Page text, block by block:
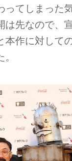
ってしまった
は先なので、
本作に対して